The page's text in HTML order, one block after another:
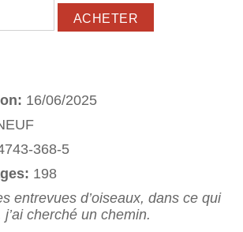
16/06/2025
368-5
198
entrevues d’oiseaux, dans ce qui
cherché un chemin.